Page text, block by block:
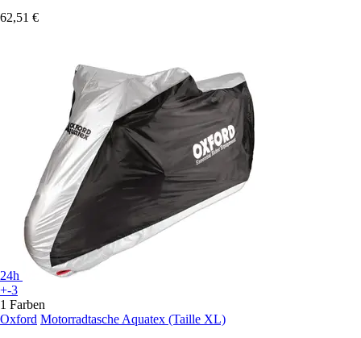
62,51 €
24h
+-3
1 Farben
Oxford Motorradtasche Aquatex (Taille XL)